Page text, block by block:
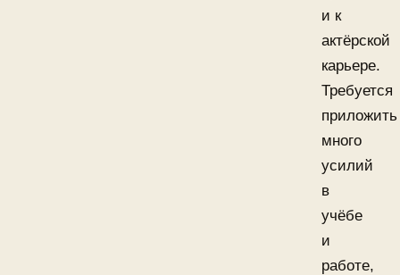
и к
актёрской
карьере.
Требуется
приложить
много
усилий
в
учёбе
и
работе,